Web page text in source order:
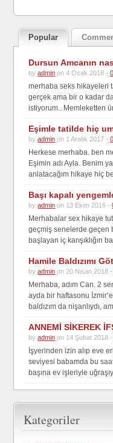
Popular
Dursun Amcanın
byadmin on 4 Ocak 2018 -
merhaba seks hikayeleri
gerçek ama bir o kadar
istiyorum.. Memleketten
Eşimle tatilde hiç
byadmin on 1 Aralık 2017 -
Herkese merhaba. ben
Eşimin adı Ayla. Benim
anlatacağım hikaye hiç
Başı kapalı
byadmin on 13 Ekim 2016 -
Merhabalar sex hikaye
geçmiş senelerde geçen
başlayan iç karışıklığın
Hamile Baldızımı
byadmin on 20 Nisan 2018
Merhaba, adım Can. 2
ayda bir haftasonu
baldızım da nişanlıydı,
ANNEMİ SİKEREK
byadmin on 14 Şubat 2018
İşyerinden izin alıp eve
seviyesi babamda bu
başına ev işleriyle
Kategoriler